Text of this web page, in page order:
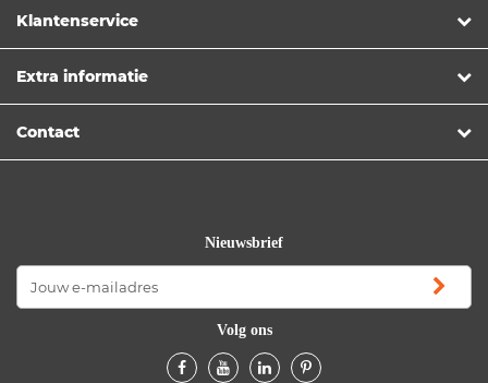
Klantenservice
Extra informatie
Contact
Nieuwsbrief
Volg ons